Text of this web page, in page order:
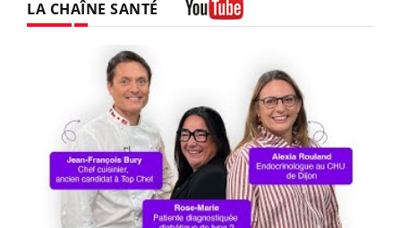
LA CHAÎNE SANTÉ